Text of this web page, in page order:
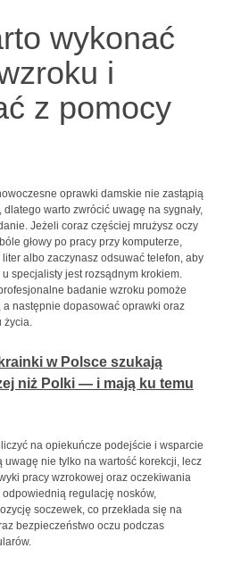
wykonać
i
z pomocy
oprawki damskie nie zastąpią
warto zwrócić uwagę na sygnały,
Jeżeli coraz częściej mrużysz oczy
głowy po pracy przy komputerze,
liter albo zaczynasz odsuwać telefon, aby
specjalisty jest rozsądnym krokiem.
badanie wzroku pomoże
a następnie dopasować oprawki oraz
życia.
w Polsce szukają
niż Polki — i mają ku temu
na opiekuńcze podejście i wsparcie
uwagę nie tylko na wartość korekcji, lecz
pracy wzrokowej oraz oczekiwania
regulację nosków,
soczewek, co przekłada się na
bezpieczeństwo oczu podczas